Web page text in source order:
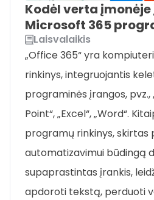
Kodėl verta
Microsoft 365
Laisvalaikis
„Office 365“ yra
rinkinys, integruojantis
programinės įrangos, pvz.,
Point“, „Excel“, „Word“.
programų rinkinys, skirtas
automatizavimui būdingą
supaprastintas įrankis,
apdoroti tekstą, perduoti